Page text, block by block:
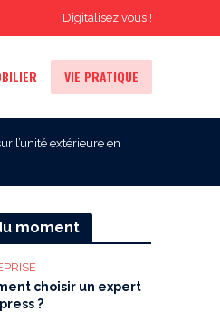
Digitalisez vous !
VIE PRATIQUE
l’unité extérieure en
moment
choisir un expert
?